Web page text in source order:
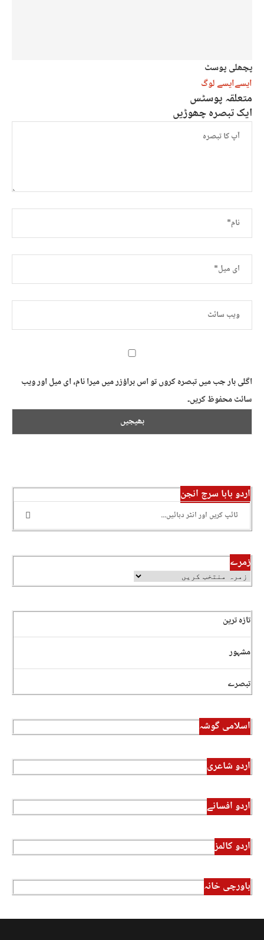
پچھلی پوسٹ
ایسےایسے لوگ
متعلقہ پوسٹس
ایک تبصرہ چھوڑیں
اگلی بار جب میں تبصرہ کروں تو اس براؤزر میں میرا نام، ای میل اور ویب
سائٹ محفوظ کریں۔
اردو بابا سرچ انجن
زمرے
تازہ ترین
مشہور
تبصرے
اسلامی گوشہ
اردو شاعری
اردو افسانے
اردو کالمز
باورچی خانہ